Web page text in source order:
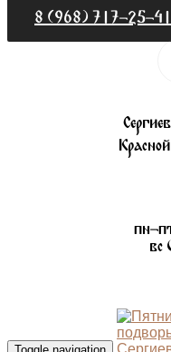
8 (968) 717-25-41
пн-